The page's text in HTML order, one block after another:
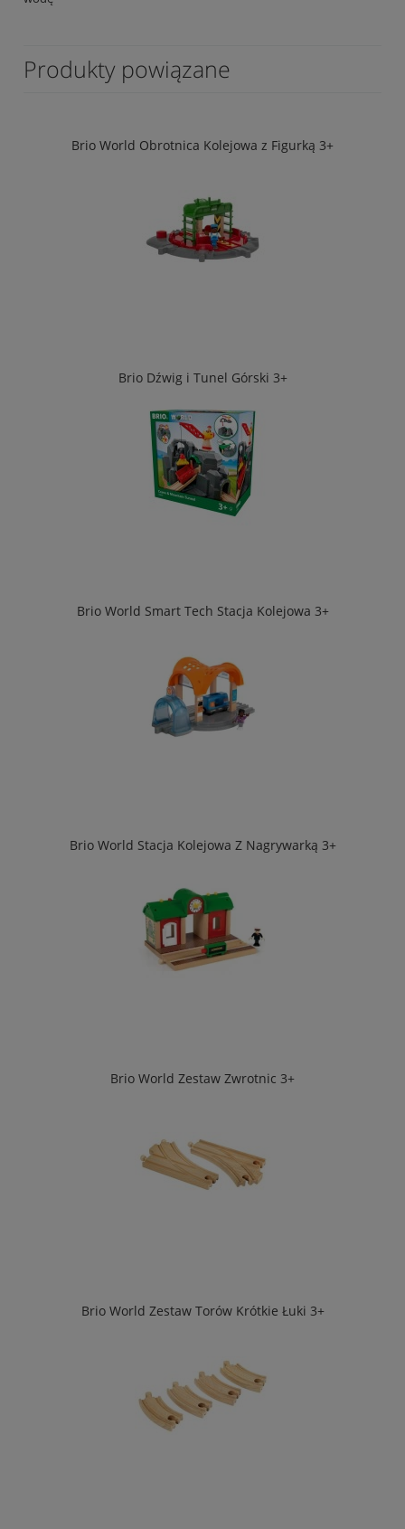
Produkty powiązane
Brio World Obrotnica Kolejowa z Figurką 3+
Brio Dźwig i Tunel Górski 3+
Brio World Smart Tech Stacja Kolejowa 3+
Brio World Stacja Kolejowa Z Nagrywarką 3+
Brio World Zestaw Zwrotnic 3+
Brio World Zestaw Torów Krótkie Łuki 3+